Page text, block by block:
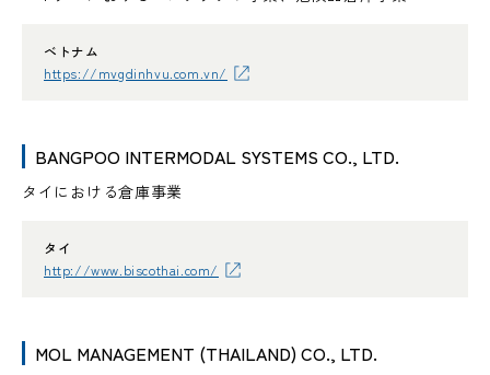
ベトナム
https://mvgdinhvu.com.vn/
BANGPOO INTERMODAL SYSTEMS CO., LTD.
タイにおける倉庫事業
タイ
http://www.biscothai.com/
MOL MANAGEMENT (THAILAND) CO., LTD.